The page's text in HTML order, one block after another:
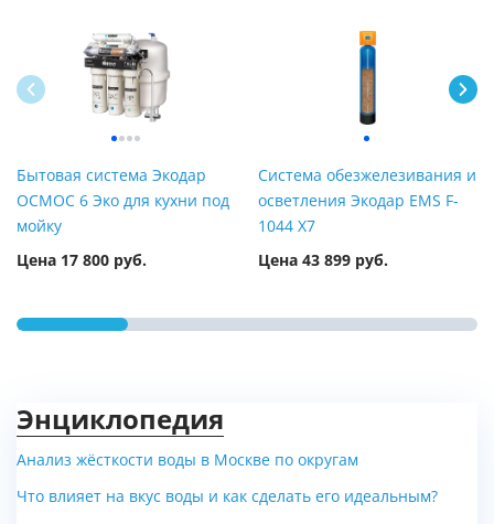
Бытовая система Экодар
ОСМОС 6 Эко для кухни под
мойку
Цена 17 800 руб.
Система обезжелезивания и
осветления Экодар EMS F-
1044 X7
Цена 43 899 руб.
Энциклопедия
Анализ жёсткости воды в Москве по округам
Что влияет на вкус воды и как сделать его идеальным?